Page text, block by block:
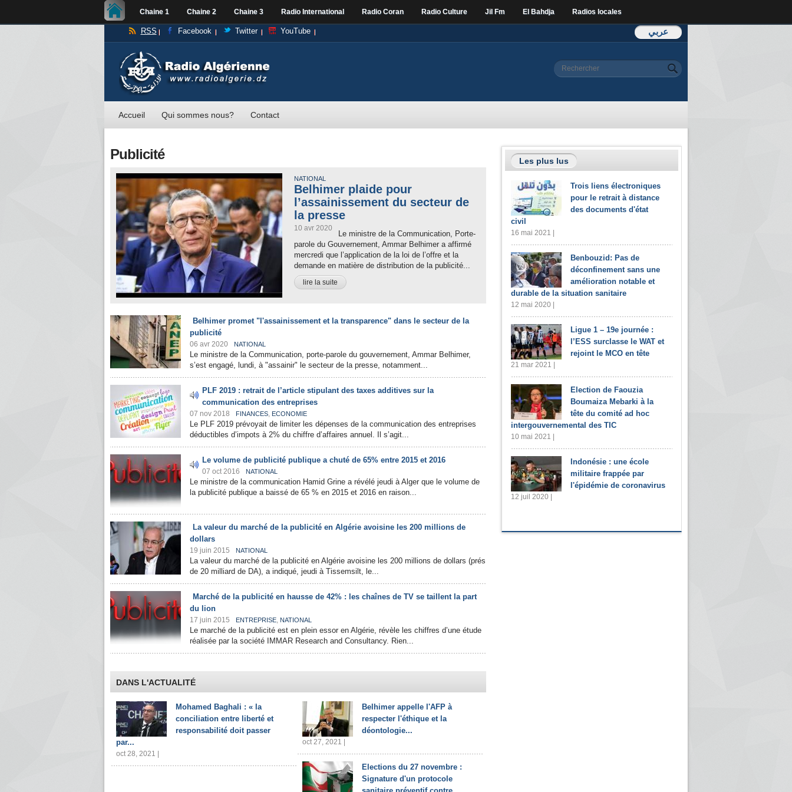
Chaine 1 Chaine 2 Chaine 3 Radio International Radio Coran Radio Culture Jil Fm El Bahdja Radios locales
عربي RSS Facebook Twitter YouTube
Formulaire de
Rechercher
Accueil Qui sommes nous? Contact
Publicité
NATIONAL
Belhimer plaide pour
l’assainissement du secteur de
la presse
10 avr 2020
Le ministre de la Communication, Porte-
parole du Gouvernement, Ammar Belhimer a affirmé
mercredi que l’application de la loi de l’offre et la
demande en matière de distribution de la publicité...
lire la suite
Belhimer promet "l'assainissement et la transparence" dans le secteur de la
publicité
06 avr 2020 NATIONAL
Le ministre de la Communication, porte-parole du gouvernement, Ammar Belhimer,
s’est engagé, lundi, à "assainir" le secteur de la presse, notamment...
PLF 2019 : retrait de l’article stipulant des taxes additives sur la
communication des entreprises
07 nov 2018 FINANCES, ECONOMIE
Le PLF 2019 prévoyait de limiter les dépenses de la communication des entreprises
déductibles d’impots à 2% du chiffre d’affaires annuel. Il s’agit...
Le volume de publicité publique a chuté de 65% entre 2015 et 2016
07 oct 2016 NATIONAL
Le ministre de la communication Hamid Grine a révélé jeudi à Alger que le volume de
la publicité publique a baissé de 65 % en 2015 et 2016 en raison...
La valeur du marché de la publicité en Algérie avoisine les 200 millions de
dollars
19 juin 2015 NATIONAL
La valeur du marché de la publicité en Algérie avoisine les 200 millions de dollars (prés
de 20 milliard de DA), a indiqué, jeudi à Tissemsilt, le...
Marché de la publicité en hausse de 42% : les chaînes de TV se taillent la part
du lion
17 juin 2015 ENTREPRISE, NATIONAL
Le marché de la publicité est en plein essor en Algérie, révèle les chiffres d’une étude
réalisée par la société IMMAR Research and Consultancy. Rien...
DANS L'ACTUALITÉ
Mohamed Baghali : « la
conciliation entre liberté et
responsabilité doit passer
par...
oct 28, 2021 |
Belhimer appelle l'AFP à
respecter l'éthique et la
déontologie...
oct 27, 2021 |
Elections du 27 novembre :
Signature d'un protocole
Les plus lus
Trois liens électroniques
pour le retrait à distance
des documents d'état
civil
16 mai 2021 |
Benbouzid: Pas de
déconfinement sans une
amélioration notable et
durable de la situation sanitaire
12 mai 2020 |
Ligue 1 – 19e journée :
l’ESS surclasse le WAT et
rejoint le MCO en tête
21 mar 2021 |
Election de Faouzia
Boumaiza Mebarki à la
tête du comité ad hoc
intergouvernemental des TIC
10 mai 2021 |
Indonésie : une école
militaire frappée par
l'épidémie de coronavirus
12 juil 2020 |